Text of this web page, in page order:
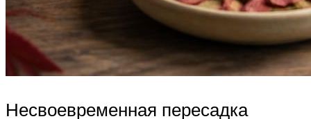
Несвоевременная пересадка